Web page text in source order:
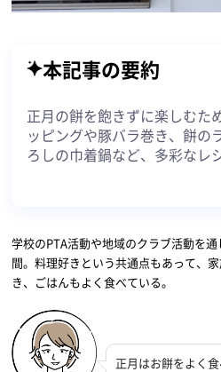
本記事の要約
正月の餅を飽きずに楽しむた
ッピングや豚バラ巻き、餅の
ろしの巾着鍋など、多彩なレ
学校のPTA活動や地域のクラブ活動を
間。料理好きという共通点もあって、
き、ごはんもよく食べている。
正月はお餅をよく